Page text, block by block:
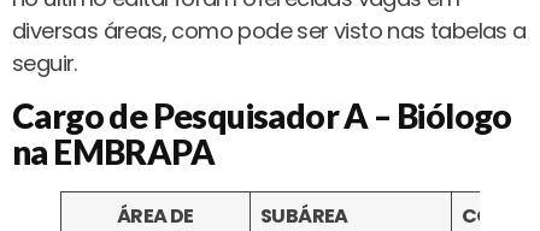
diversas áreas, como pode ser visto nas tabelas a
seguir.
Cargo de Pesquisador A – Biólogo
na EMBRAPA
ÁREA DE
SUBÁREA